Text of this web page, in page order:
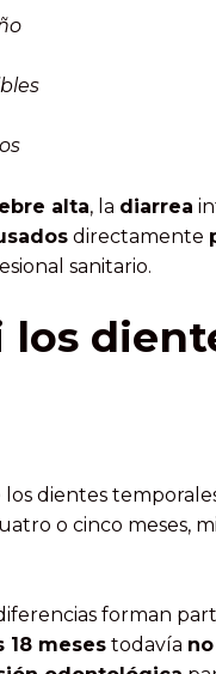
alta, la diarrea
directamente
sanitario.
los
dientes
o cinco meses,
forman
18 meses todavía